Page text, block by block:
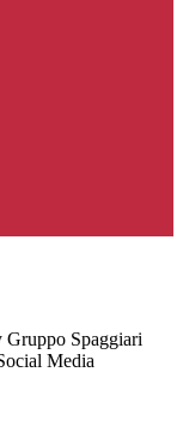
Gruppo Spaggiari
Media